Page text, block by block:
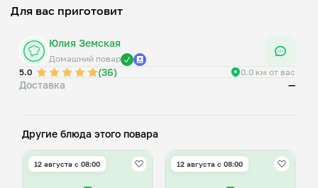
Для вас приготовит
Юлия Земская
Домашний повар
5.0
(36) 0.0 км от вас
Доставка —
Другие блюда этого повара
12 августа с 08:00 12 августа с 08:00